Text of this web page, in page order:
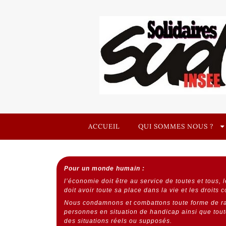
Syndicat
ACCUEIL QUI SOMMES NOUS ?
Pour un monde humain :
l’économie doit être au service de toutes et tous,
doit avoir toute sa place dans la vie et les droits
Nous condamnons et combattons toute forme de
personnes en situation de handicap ainsi que
des situations réels ou supposés.